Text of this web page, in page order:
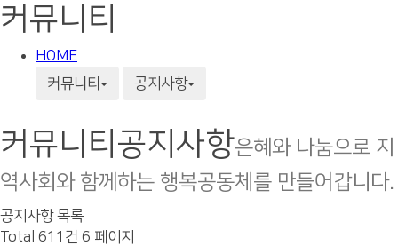
커뮤니티
HOME
커뮤니티
공지사항
커뮤니티 공지사항은혜와 나눔으로 지
역사회와 함께하는 행복공동체를 만들어갑니다.
공지사항 목록
Total 611건 6 페이지